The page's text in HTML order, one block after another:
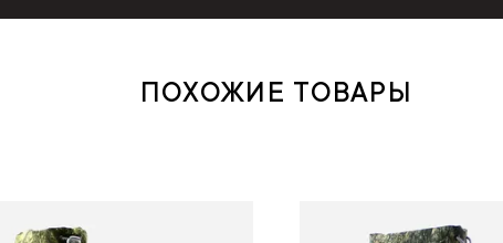
ПОХОЖИЕ ТОВАРЫ